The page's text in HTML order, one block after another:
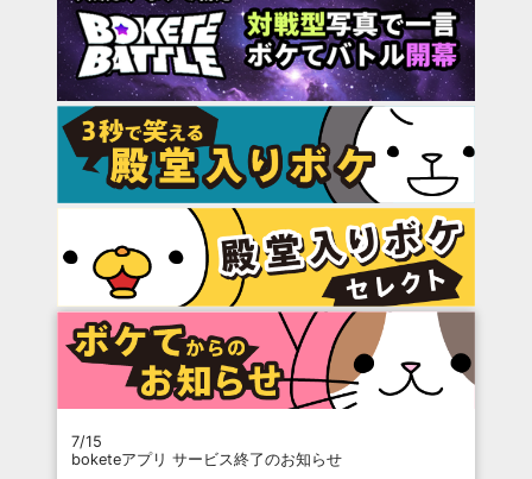
7/15
boketeアプリ サービス終了のお知らせ